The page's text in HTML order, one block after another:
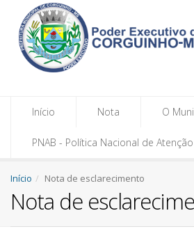
Início Nota O
PNAB - Política Nacional de
Início Nota de esclarecimento
Nota de